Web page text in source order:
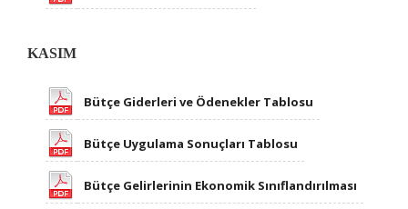
KASIM
Bütçe Giderleri ve Öde​nekler Tablosu
Bütçe Uygulama Sonuçları Tablosu
Bütçe Gelirlerinin Ekonomik Sınıflandırılması